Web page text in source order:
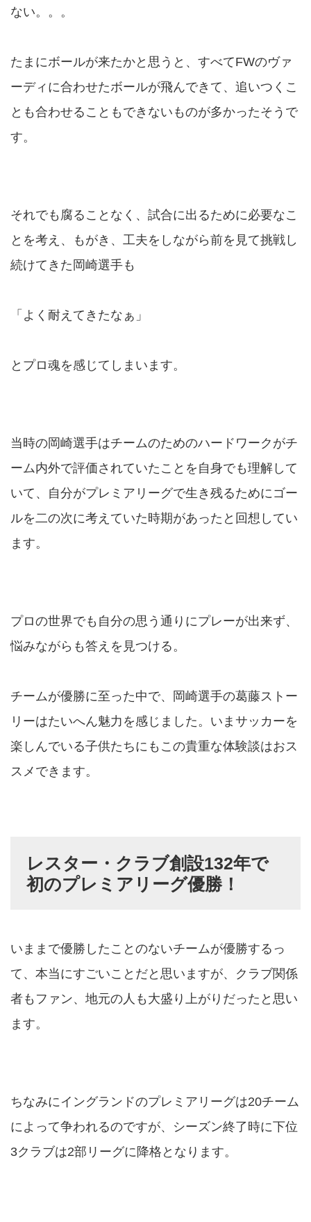
ない。。。
たまにボールが来たかと思うと、すべてFWのヴァ
ーディに合わせたボールが飛んできて、追いつくこ
とも合わせることもできないものが多かったそうで
す。
それでも腐ることなく、試合に出るために必要なこ
とを考え、もがき、工夫をしながら前を見て挑戦し
続けてきた岡崎選手も
「よく耐えてきたなぁ」
とプロ魂を感じてしまいます。
当時の岡崎選手はチームのためのハードワークがチ
ーム内外で評価されていたことを自身でも理解して
いて、自分がプレミアリーグで生き残るためにゴー
ルを二の次に考えていた時期があったと回想してい
ます。
プロの世界でも自分の思う通りにプレーが出来ず、
悩みながらも答えを見つける。
チームが優勝に至った中で、岡崎選手の葛藤ストー
リーはたいへん魅力を感じました。いまサッカーを
楽しんでいる子供たちにもこの貴重な体験談はおス
スメできます。
レスター・クラブ創設132年で
初のプレミアリーグ優勝！
いままで優勝したことのないチームが優勝するっ
て、本当にすごいことだと思いますが、クラブ関係
者もファン、地元の人も大盛り上がりだったと思い
ます。
ちなみにイングランドのプレミアリーグは20チーム
によって争われるのですが、シーズン終了時に下位
3クラブは2部リーグに降格となります。